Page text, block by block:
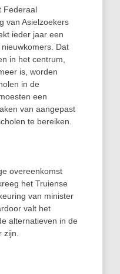
Federaal
van Asielzoekers
ieder jaar een
Dat
in het centrum,
is, worden
in de
een
van aangepast
te bereiken.
overeenkomst
het Truiense
van minister
valt het
alternatieven in de